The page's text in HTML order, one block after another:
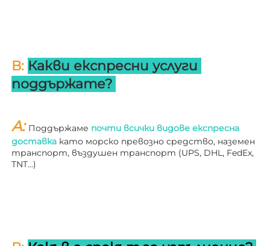
В: Какви експресни услуги
поддържате?
A: Поддържаме почти всички видове експресна
доставка като морско превозно средство, наземен
транспорт, въздушен транспорт (UPS, DHL, FedEx,
TNT…)